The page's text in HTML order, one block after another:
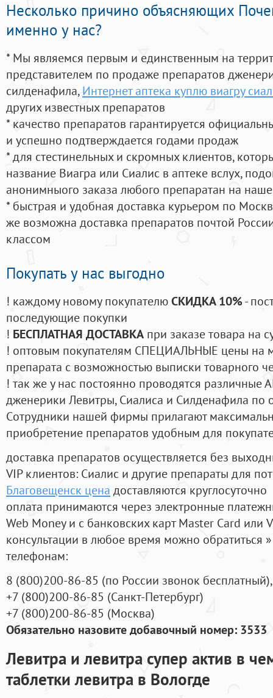
Несколько причино объясняющих
именно у нас?
* Мы являемся первым и единственным на
представителем по продаже препаратов
силденафила, Интернет аптека куплю виагру
других известных препаратов
* качество препаратов гарантируется
и успешно подтверждается годами продаж
* для стестинельных и скромных клиентов,
название Виагра или Сиалис в аптеке вслух,
анонимныого заказа любого препаратан на
* быстрая и удобная доставка курьером по
же возможна доставка препаратов почтой
классом
Покупать у нас выгодно
! каждому новому покупателюСКИДКА 10%-
последующие покупки
! БЕСПЛАТНАЯ ДОСТАВКА при заказе товара на
! оптовым покупателям СПЕЦИАЛЬНЫЕ цены на
препарата с возможностью выписки товарного
! так же у нас постоянно проводятся
дженерики Левитры, Сиалиса и Силденафила по
Cотрудники нашей фирмы прилагают
приобретение препаратов удобным для
доставка препаратов осуществляется без
VIP клиентов: Сиалис и другие препараты для
Благовещенск цена доставляются круглосуточно
оплата принимаются через электронные
Web Money и с банковских карт Master Card или
консультации в любое время можно обратиться
телефонам:
8 (800)200-86-85 (по России звонок бесплатный),
+7 (800)200-86-85 (Санкт-Петербург)
+7 (800)200-86-85 (Москва)
Обязательно назовите добавочный номер: 3533
Левитра и левитра супер актив в
таблетки левитра в Вологде